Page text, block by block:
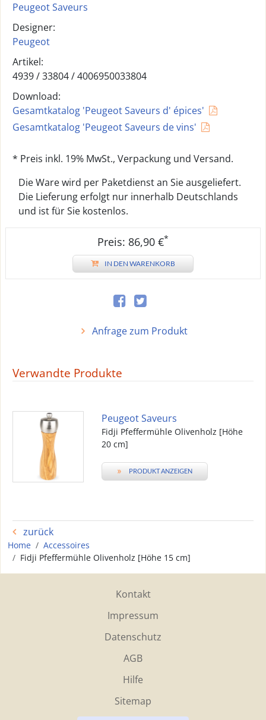
Peugeot Saveurs
Designer:
Peugeot
Artikel:
4939 /33804/4006950033804
Download:
Gesamtkatalog 'Peugeot Saveurs d' épices'
Gesamtkatalog 'Peugeot Saveurs de vins'
* Preis inkl. 19% MwSt., Verpackung und Versand.
Die Ware wird per Paketdienst an Sie ausgeliefert.
Die Lieferung erfolgt nur innerhalb Deutschlands
und ist für Sie kostenlos.
Preis: 86,90 €*
IN DEN WARENKORB
Anfrage zum Produkt
Verwandte Produkte
Peugeot Saveurs
Fidji Pfeffermühle Olivenholz [Höhe
20 cm]
» PRODUKT ANZEIGEN
zurück
Home
Accessoires
Fidji Pfeffermühle Olivenholz [Höhe 15 cm]
Kontakt
Impressum
Datenschutz
AGB
Hilfe
Sitemap